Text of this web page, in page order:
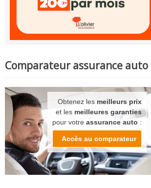
Comparateur assurance auto
Obtenez les meilleurs prix
et les meilleures garanties
pour votre assurance auto :
Accès au comparateur